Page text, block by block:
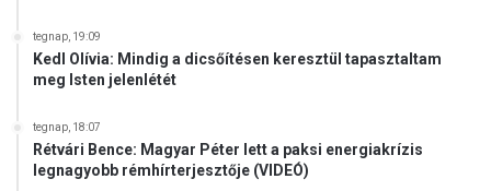
tegnap, 19:09
Kedl Olívia: Mindig a dicsőítésen keresztül tapasztaltam
meg Isten jelenlétét
tegnap, 18:07
Rétvári Bence: Magyar Péter lett a paksi energiakrízis
legnagyobb rémhírterjesztője (VIDEÓ)